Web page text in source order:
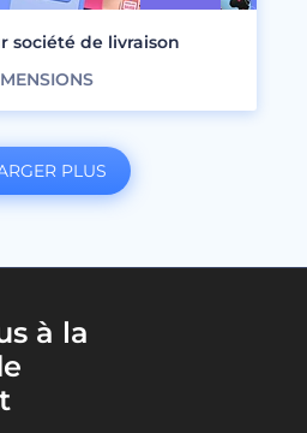
société de livraison
PLUS
à la